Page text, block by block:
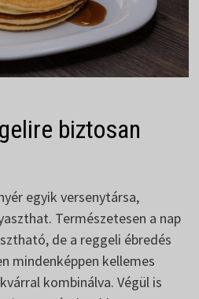
biztosan
egyik versenytársa,
Természetesen a nap
de a reggeli ébredés
mindenképpen kellemes
kombinálva. Végül is